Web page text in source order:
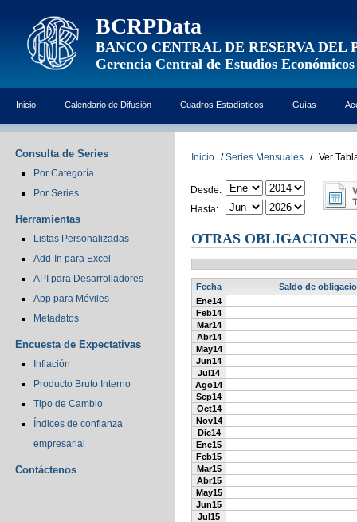
BCRPData
BANCO CENTRAL DE RESERVA DEL
Gerencia Central de Estudios Económicos
Inicio Calendario de Difusión Cuadros Estadísticos Guías
Consulta de Series
Por Categoría
Por Series
Herramientas
Listas Personalizadas
Add-In para Excel
API para Desarrolladores
App para Móviles
Metadatos
Encuesta de Expectativas
Inflación
Producto Bruto Interno
Tipo de Cambio
Índices de confianza
empresarial
Contáctenos
Inicio / Series Mensuales / Ver
Desde:
Hasta:
OTRAS
Fecha
Saldo de
Ene14
Feb14
Mar14
Abr14
May14
Jun14
Jul14
Ago14
Sep14
Oct14
Nov14
Dic14
Ene15
Feb15
Mar15
Abr15
May15
Jun15
Jul15